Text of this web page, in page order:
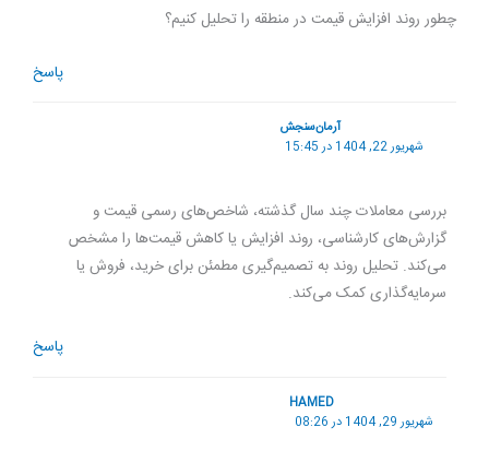
چطور روند افزایش قیمت در منطقه را تحلیل کنیم؟
پاسخ
آرمان‌سنجش
شهریور 22, 1404 در 15:45
بررسی معاملات چند سال گذشته، شاخص‌های رسمی قیمت و
گزارش‌های کارشناسی، روند افزایش یا کاهش قیمت‌ها را مشخص
می‌کند. تحلیل روند به تصمیم‌گیری مطمئن برای خرید، فروش یا
سرمایه‌گذاری کمک می‌کند.
پاسخ
HAMED
شهریور 29, 1404 در 08:26